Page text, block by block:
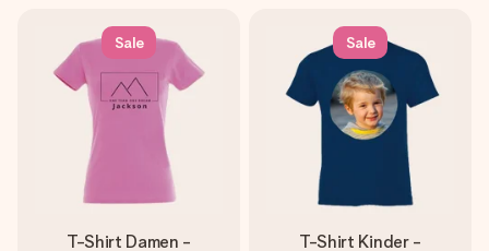
Sale
T-Shirt Damen -
Sale
T-Shirt Kinder -